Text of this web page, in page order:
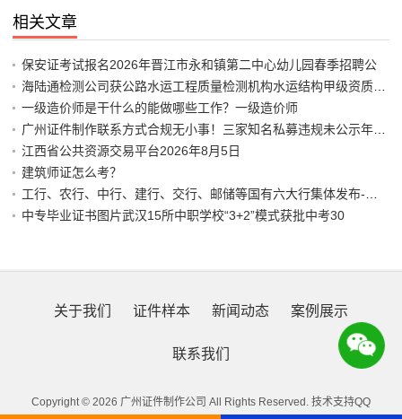
相关文章
保安证考试报名2026年晋江市永和镇第二中心幼儿园春季招聘公
一级造价师是干什么的能做哪些工作？一级造价师
江西省公共资源交易平台2026年8月5日
建筑师证怎么考？
中专毕业证书图片武汉15所中职学校“3+2”模式获批中考30
关于我们 证件样本 新闻动态 案例展示
联系我们
Copyright © 2026 广州证件制作公司 All Rights Reserved. 技术支持QQ